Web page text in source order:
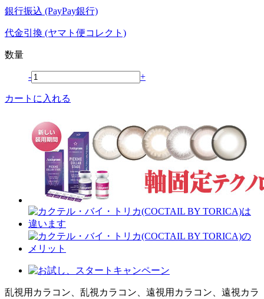
銀行振込 (PayPay銀行)
代金引換 (ヤマト便コレクト)
数量
- +
カートに入れる
乱視用カラコン、乱視カラコン、遠視用カラコン、遠視カラ